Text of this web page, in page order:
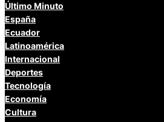
Último Minuto
España
Ecuador
Latinoamérica
Internacional
Deportes
Tecnología
Economía
Cultura